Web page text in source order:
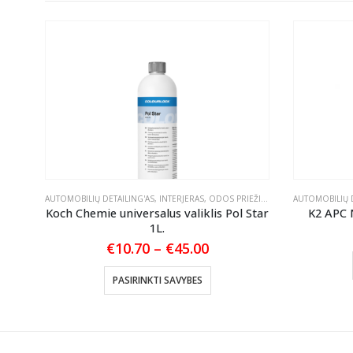
AUTOMOBILIŲ DETAILING'AS, INTERJERAS, ODOS PRIEŽIŪRA TEKSTILĖS
Koch Chemie universalus valiklis Pol Star
1L.
€10.70 – €45.00Price
range:
through
PASIRINKTI SAVYBES
This product has multiple variants. The options may be chosen on the product page
AUTOMOBILIŲ
K2 APC